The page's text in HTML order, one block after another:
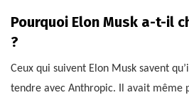
Pourquoi Elon Musk a-t-il
?
Ceux qui suivent Elon Musk savent
tendre avec Anthropic. Il avait même